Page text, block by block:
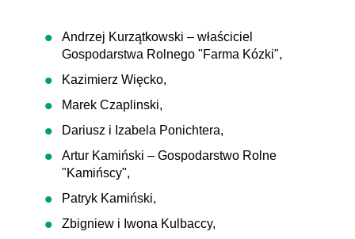
Andrzej Kurzątkowski – właściciel
Gospodarstwa Rolnego "Farma Kózki",
Kazimierz Więcko,
Marek Czaplinski,
Dariusz i Izabela Ponichtera,
Artur Kamiński – Gospodarstwo Rolne
"Kamińscy",
Patryk Kamiński,
Zbigniew i Iwona Kulbaccy,